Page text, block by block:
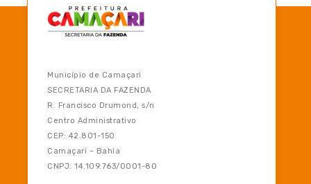
Município de Camaçari
SECRETARIA DA FAZENDA
R. Francisco Drumond, s/n
Centro Administrativo
CEP: 42.801-150
Camaçari – Bahia
CNPJ: 14.109.763/0001-80